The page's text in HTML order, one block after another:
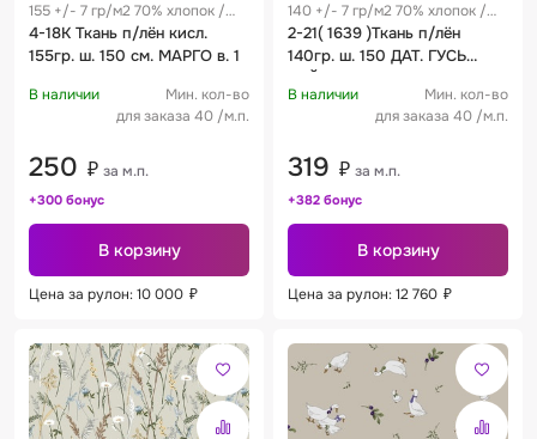
155 +/- 7 гр/м2 70% хлопок /
30% лен 0.27 м
4-18К Ткань п/лён кисл.
155гр. ш. 150 см. МАРГО в. 1
В наличии
Мин. кол-во
для заказа 40 /м.п.
250 ₽ за м.п.
+300 бонус
В корзину
Цена за рулон: 10 000 ₽
140 +/- 7 гр/м2 70% хлопок /
30% лен 0.27 м
2-21( 1639 )Ткань п/лён
140гр. ш. 150 ДАТ. ГУСЬ
КАЙМА в 1
В наличии
Мин. кол-во
для заказа 40 /м.п.
319 ₽ за м.п.
+382 бонус
В корзину
Цена за рулон: 12 760 ₽